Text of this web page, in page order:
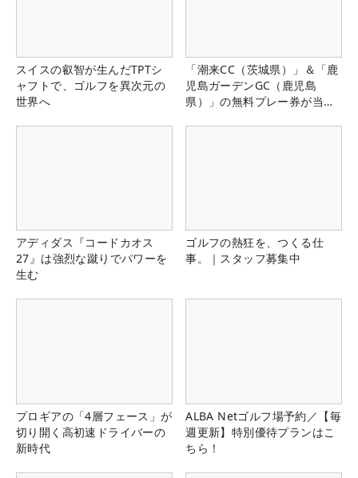
スイスの叡智が生んだTPTシ
ャフトで、ゴルフを異次元の
世界へ
「潮来CC（茨城県）」＆「鹿
児島ガーデンGC（鹿児島
県）」の無料プレー券が当た
アディダス『コードカオス
27』は強烈な蹴りでパワーを
生む
ゴルフの熱狂を、つくる仕
事。｜スタッフ募集中
プロギアの「4層フェース」が
切り開く高初速ドライバーの
新時代
ALBA Netゴルフ場予約／【毎
週更新】特別優待プランはこ
ちら！